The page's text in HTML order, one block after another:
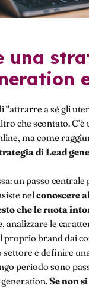
a sé gli
che scontato.
ma come
di Lead
un passo
nelconoscere
che le ruota
analizzare le
proprio brand dai
e definire
periodo sono
Se non